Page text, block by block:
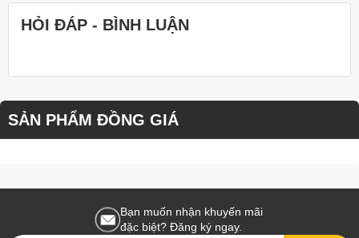
HỎI ĐÁP - BÌNH LUẬN
SẢN PHẨM ĐỒNG GIÁ
Bạn muốn nhận khuyến mãi
đặc biệt? Đăng ký ngay.